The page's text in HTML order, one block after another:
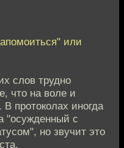
или
слов трудно
что на воле и
В протоколах иногда
"осужденный с
но звучит это